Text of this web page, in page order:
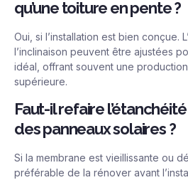
qu’une toiture en pente ?
Oui, si l’installation est bien conçue.
l’inclinaison peuvent être ajustées
idéal, offrant souvent une
supérieure.
Faut-il refaire
des panneaux solaires ?
Si la membrane est vieillissante ou
préférable de la rénover avant